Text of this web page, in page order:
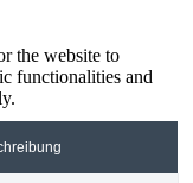
the website to
functionalities and